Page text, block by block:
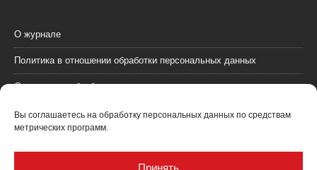
Вы соглашаетесь на обработку персональных данных по средствам
метрических программ.
Принять
О журнале
Политика в отношении обработки персональных данных
Согласие на обработку персональных данных
Пользовательское соглашение (оферта)